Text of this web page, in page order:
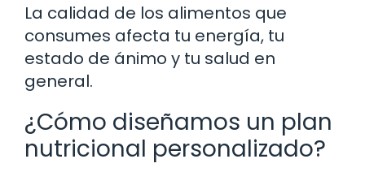
La calidad de los alimentos que
consumes afecta tu energía, tu
estado de ánimo y tu salud en
general.
¿Cómo diseñamos un plan
nutricional personalizado?